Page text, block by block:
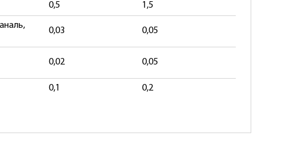
0,5 1,5
0,03 0,05
0,02 0,05
0,1 0,2